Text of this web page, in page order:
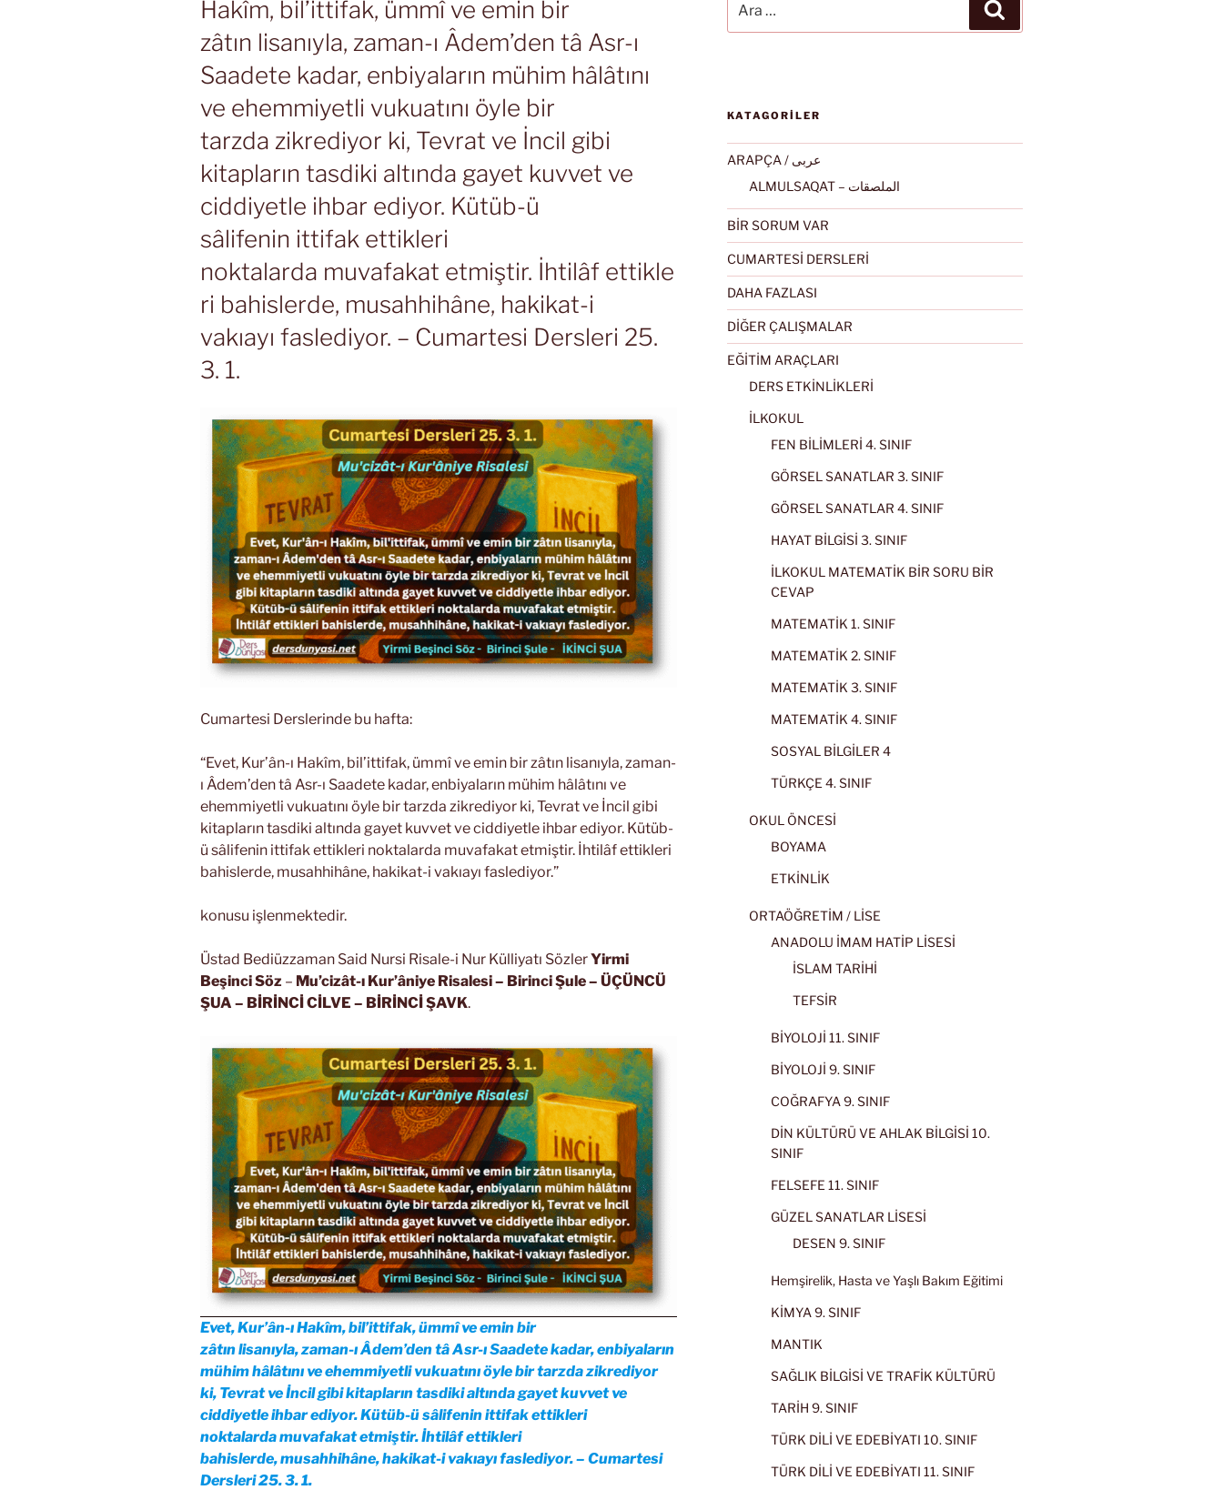
Hakîm, bil’ittifak, ümmî ve emin bir
zâtın lisanıyla, zaman-ı Âdem’den tâ Asr-ı
Saadete kadar, enbiyaların mühim hâlâtını
ve ehemmiyetli vukuatını öyle bir
tarzda zikrediyor ki, Tevrat ve İncil gibi
kitapların tasdiki altında gayet kuvvet ve
ciddiyetle ihbar ediyor. Kütüb-ü
sâlifenin ittifak ettikleri
noktalarda muvafakat etmiştir. İhtilâf ettikle
ri bahislerde, musahhihâne, hakikat-i
vakıayı faslediyor. – Cumartesi Dersleri 25.
3. 1.
Cumartesi Derslerinde bu hafta:
“Evet, Kur’ân-ı Hakîm, bil’ittifak, ümmî ve emin bir zâtın lisanıyla, zaman-
ı Âdem’den tâ Asr-ı Saadete kadar, enbiyaların mühim hâlâtını ve
ehemmiyetli vukuatını öyle bir tarzda zikrediyor ki, Tevrat ve İncil gibi
kitapların tasdiki altında gayet kuvvet ve ciddiyetle ihbar ediyor. Kütüb-
ü sâlifenin ittifak ettikleri noktalarda muvafakat etmiştir. İhtilâf ettikleri
bahislerde, musahhihâne, hakikat-i vakıayı faslediyor.”
konusu işlenmektedir.
Üstad Bediüzzaman Said Nursi Risale-i Nur Külliyatı SözlerYirmi
Beşinci Söz – Mu’cizât-ı Kur’âniye Risalesi– Birinci Şule – ÜÇÜNCÜ
ŞUA – BİRİNCİ CİLVE – BİRİNCİ ŞAVK.
Evet, Kur’ân-ı Hakîm, bil’ittifak, ümmî ve emin bir
zâtın lisanıyla, zaman-ı Âdem’den tâ Asr-ı Saadete kadar, enbiyaların
mühim hâlâtını ve ehemmiyetli vukuatını öyle bir tarzda zikrediyor
ki, Tevrat ve İncil gibi kitapların tasdiki altında gayet kuvvet ve
ciddiyetle ihbar ediyor. Kütüb-ü sâlifenin ittifak ettikleri
noktalarda muvafakat etmiştir. İhtilâf ettikleri
bahislerde, musahhihâne, hakikat-i vakıayı faslediyor. – Cumartesi
Dersleri 25. 3. 1.
KATAGORİLER
ARAPÇA / عربى
ALMULSAQAT – الملصقات
BİR SORUM VAR
CUMARTESİ DERSLERİ
DAHA FAZLASI
DİĞER ÇALIŞMALAR
EĞİTİM ARAÇLARI
DERS ETKİNLİKLERİ
İLKOKUL
FEN BİLİMLERİ 4. SINIF
GÖRSEL SANATLAR 3. SINIF
GÖRSEL SANATLAR 4. SINIF
HAYAT BİLGİSİ 3. SINIF
İLKOKUL MATEMATİK BİR SORU BİR
CEVAP
MATEMATİK 1. SINIF
MATEMATİK 2. SINIF
MATEMATİK 3. SINIF
MATEMATİK 4. SINIF
SOSYAL BİLGİLER 4
TÜRKÇE 4. SINIF
OKUL ÖNCESİ
BOYAMA
ETKİNLİK
ORTAÖĞRETİM / LİSE
ANADOLU İMAM HATİP LİSESİ
İSLAM TARİHİ
TEFSİR
BİYOLOJİ 11. SINIF
BİYOLOJİ 9. SINIF
COĞRAFYA 9. SINIF
DİN KÜLTÜRÜ VE AHLAK BİLGİSİ 10.
SINIF
FELSEFE 11. SINIF
GÜZEL SANATLAR LİSESİ
DESEN 9. SINIF
Hemşirelik, Hasta ve Yaşlı Bakım Eğitimi
KİMYA 9. SINIF
MANTIK
SAĞLIK BİLGİSİ VE TRAFİK KÜLTÜRÜ
TARİH 9. SINIF
TÜRK DİLİ VE EDEBİYATI 10. SINIF
TÜRK DİLİ VE EDEBİYATI 11. SINIF